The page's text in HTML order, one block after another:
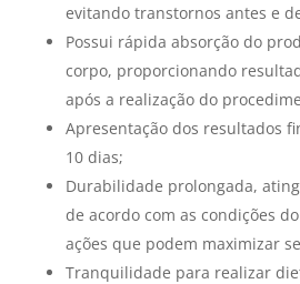
evitando transtornos antes e
Possui rápida absorção do
corpo, proporcionando
após a realização do
Apresentação dos resultados
10 dias;
Durabilidade prolongada,
de acordo com as condições
ações que podem maximizar
Tranquilidade para realizar